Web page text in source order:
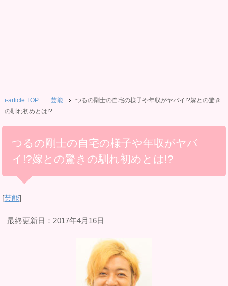
i-article TOP 芸能
つるの剛士の自宅の様子や年収がヤバイ!?嫁との驚き
の馴れ初めとは!?
つるの剛士の自宅の様子や年収がヤバ
イ!?嫁との驚きの馴れ初めとは!?
[芸能]
最終更新日：2017年4月16日